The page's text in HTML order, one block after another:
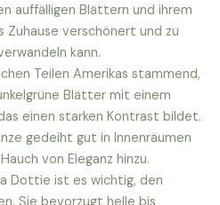
auffälligen Blättern und ihrem
Zuhause verschönert und zu
kann.
Teilen Amerikas stammend,
Blätter mit einem
einen starken Kontrast bildet.
gedeiht gut in Innenräumen
von Eleganz hinzu.
Dottie ist es wichtig, den
Sie bevorzugt helle bis